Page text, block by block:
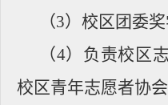
（3）校区团委奖
（4）负责校区
校区青年志愿者协会